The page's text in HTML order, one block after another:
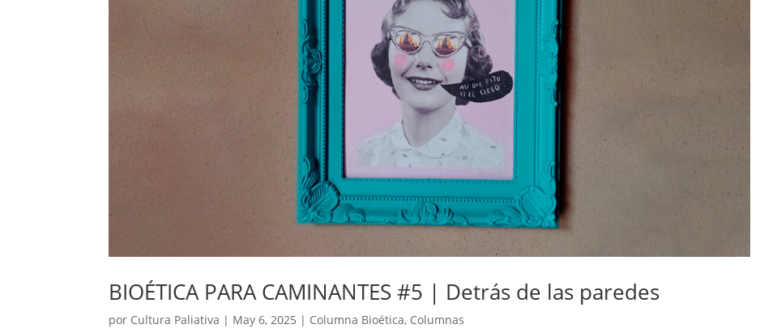
BIOÉTICA PARA CAMINANTES #5 | Detrás de las paredes
por Cultura Paliativa | May 6, 2025 | Columna Bioética, Columnas